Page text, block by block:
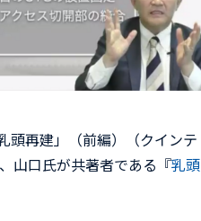
頭再建」（前編）（クインテ
山口氏が共著者である『乳頭